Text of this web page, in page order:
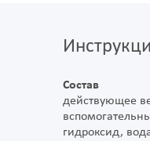
Состав
действующее
гидроксид,